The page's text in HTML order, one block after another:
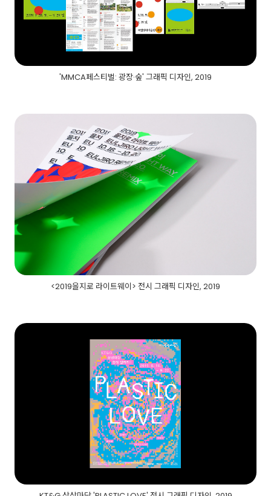
'MMCA페스티벌: 광장·숲' 그래픽 디자인, 2019
<2019을지로 라이트웨이> 전시 그래픽 디자인, 2019